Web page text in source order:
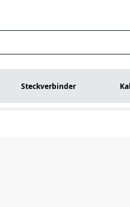
Steckverbinder